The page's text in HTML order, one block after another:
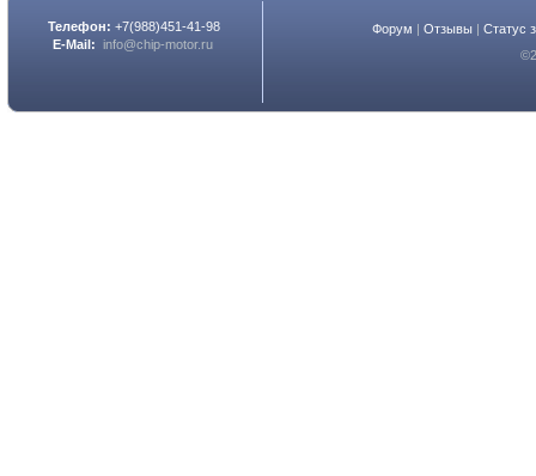
Телефон: +7(988)451-41-98
E-Mail: info@chip-motor.ru
Форум |Отзывы |Статус